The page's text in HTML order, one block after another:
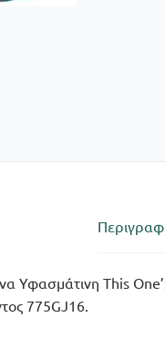
Υφασμάτινη This
775GJ16.